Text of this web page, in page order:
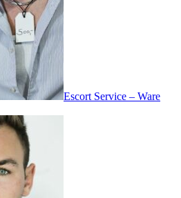
Escort Service – Ware